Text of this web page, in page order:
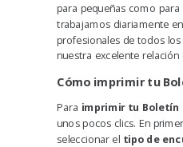
para pequeñas como
trabajamos diariamente
profesionales de todos los
nuestra excelente relación
Cómo imprimir tu
Para imprimir tu Boletín
unos pocos clics. En
seleccionar el tipo de